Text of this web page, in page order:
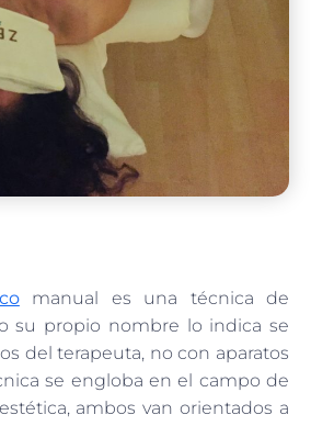
manual es una técnica de
su propio nombre lo indica se
del terapeuta, no con aparatos
se engloba en el campo de
ambos van orientados a